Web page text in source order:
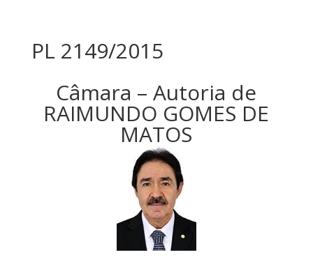
PL 2149/2015
Câmara – Autoria de
RAIMUNDO GOMES DE
MATOS